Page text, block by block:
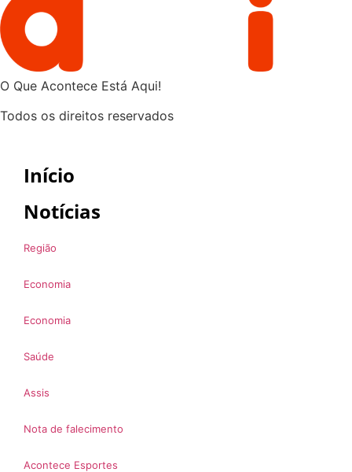
O Que Acontece Está Aqui!
Todos os direitos reservados
Início
Notícias
Região
Economia
Economia
Saúde
Assis
Nota de falecimento
Acontece Esportes